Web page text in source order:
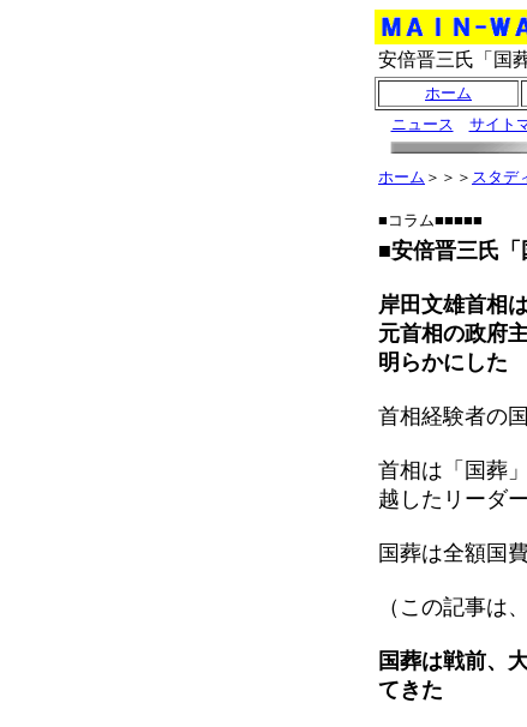
安倍晋三氏「国
ホーム
ニュース
サイト
ホーム ＞＞＞ スタデ
■コラム■■■■■
■安倍晋三氏
岸田文雄首相
元首相の政府
明らかにした
首相経験者の
首相は「国葬
越したリーダ
国葬は全額国
（この記事は
国葬は戦前、
てきた